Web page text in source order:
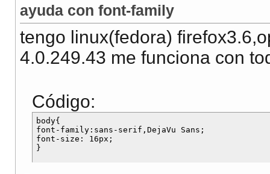
ayuda con font-family
tengo linux(fedora)
4.0.249.43 me funciona con
Código:
body{
font-family:sans-serif,DejaVu Sans;
font-size: 16px;